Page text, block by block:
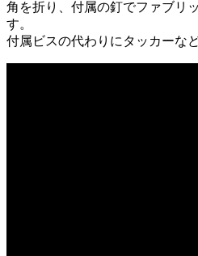
角を折り、付属の釘でファブリ
す。
付属ビスの代わりにタッカーな